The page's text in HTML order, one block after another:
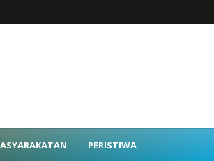
PERISTIWA